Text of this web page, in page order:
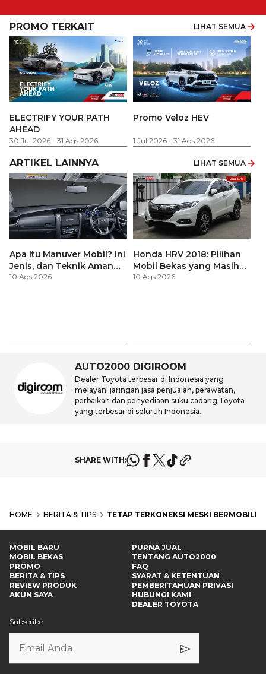
PROMO TERKAIT LIHAT SEMUA
ELECTRIFY YOUR PATH
AHEAD
30 Jul 2026 - 31 Ags 2026
Promo Veloz HEV
1 Jul 2026 - 31 Ags 2026
ARTIKEL LAINNYA LIHAT SEMUA
Apa Itu Manuver Mobil? Ini
Jenis, dan Teknik Aman
Saat Berkendara
10 Ags 2026
Honda HRV 2018: Pilihan
Mobil Bekas yang Masih
Layak Dipertimbangkan
10 Ags 2026
AUTO2000 DIGIROOM
Dealer Toyota terbesar di Indonesia yang
melayani jaringan jasa penjualan, perawatan,
perbaikan dan penyediaan suku cadang Toyota
yang terbesar di seluruh Indonesia.
SHARE WITH:
HOME BERITA & TIPS TETAP TERKONEKSI MESKI
MOBIL BARU
MOBIL BEKAS
PROMO
BERITA & TIPS
REVIEW PRODUK
AKUN SAYA
PURNA JUAL
TENTANG AUTO2000
FAQ
SYARAT & KETENTUAN
PEMBERITAHUAN PRIVASI
HUBUNGI KAMI
DEALER TOYOTA
Subscribe